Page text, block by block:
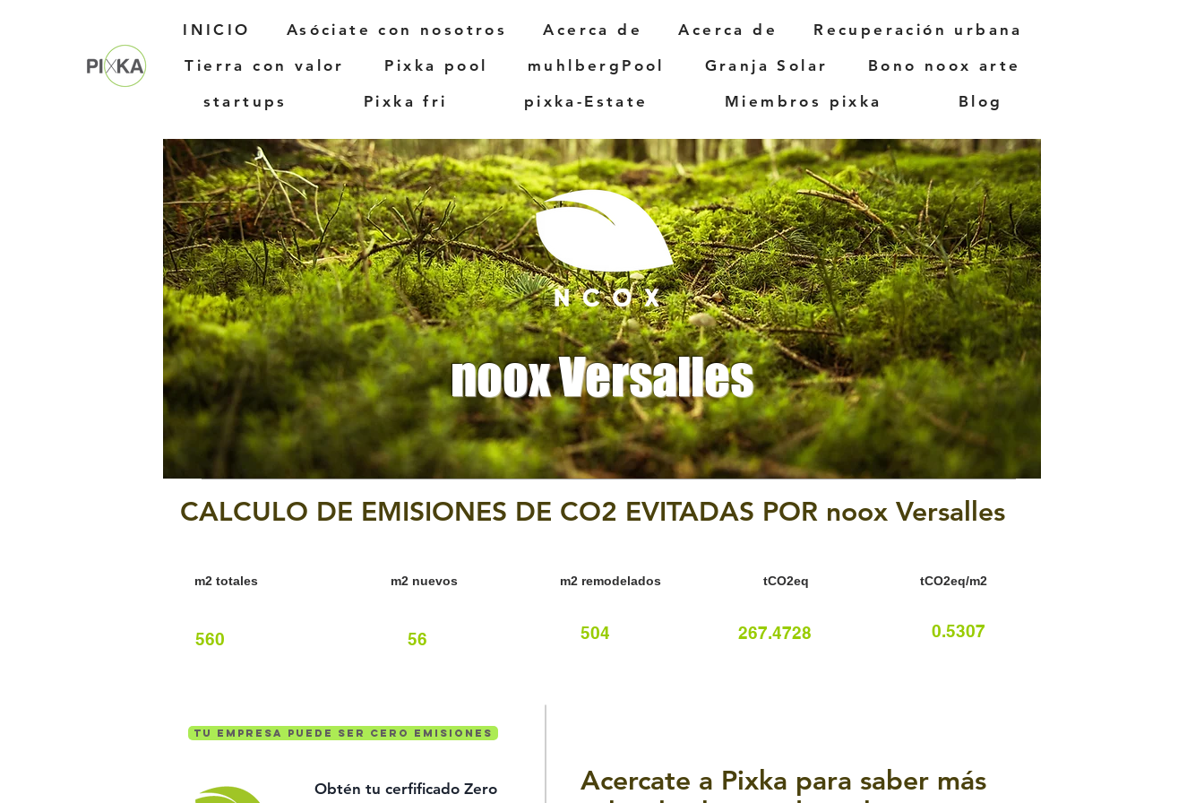
INICIO Asóciate con nosotros Acerca de Acerca de
Recuperación urbana
Tierra con valor
Pixka pool muhlbergPool Granja Solar
Bono noox arte
startups
Pixka fri pixka-Estate Miembros pixka Blog
noox Versalles
CALCULO DE EMISIONES DE CO2 EVITADAS POR noox Versalles
m2 totales
560
m2 nuevos
56
m2 remodelados
504
tCO2eq
267.4728
tCO2eq/m2
0.5307
Tu empresa puede ser cero emisiones
Acercate a Pixka para saber más
Obtén tu cerfificado Zero